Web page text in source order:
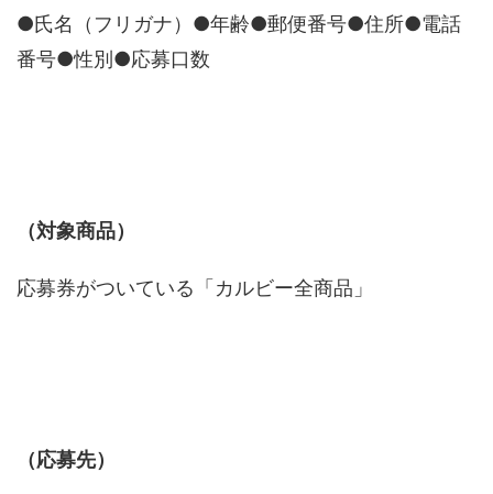
●氏名（フリガナ）●年齢●郵便番号●住所●電話
番号●性別●応募口数
（対象商品）
応募券がついている「カルビー全商品」
（応募先）